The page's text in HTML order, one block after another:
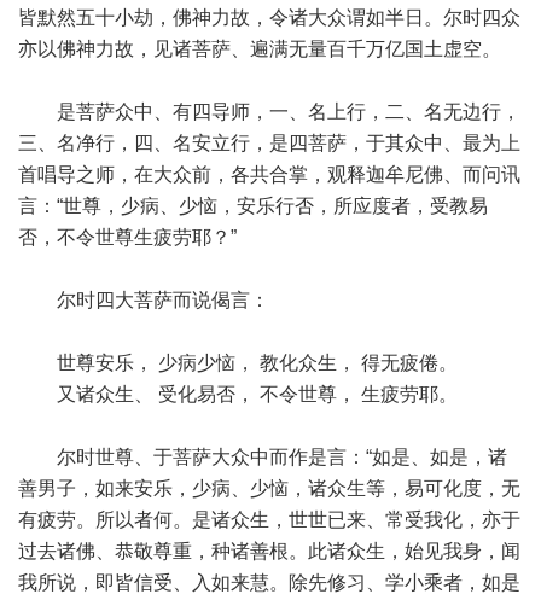
皆默然五十小劫，佛神力故，令诸大众谓如半日。尔时四众
亦以佛神力故，见诸菩萨、遍满无量百千万亿国土虚空。
是菩萨众中、有四导师，一、名上行，二、名无边行，
三、名净行，四、名安立行，是四菩萨，于其众中、最为上
首唱导之师，在大众前，各共合掌，观释迦牟尼佛、而问讯
言：“世尊，少病、少恼，安乐行否，所应度者，受教易
否，不令世尊生疲劳耶？”
尔时四大菩萨而说偈言：
世尊安乐， 少病少恼， 教化众生， 得无疲倦。
又诸众生、 受化易否， 不令世尊， 生疲劳耶。
尔时世尊、于菩萨大众中而作是言：“如是、如是，诸
善男子，如来安乐，少病、少恼，诸众生等，易可化度，无
有疲劳。所以者何。是诸众生，世世已来、常受我化，亦于
过去诸佛、恭敬尊重，种诸善根。此诸众生，始见我身，闻
我所说，即皆信受、入如来慧。除先修习、学小乘者，如是